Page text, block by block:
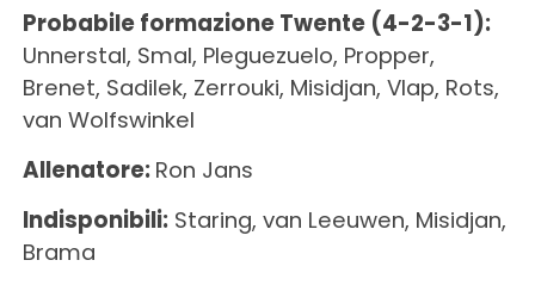
Probabile formazione Twente (4-2-3-1):
Unnerstal, Smal, Pleguezuelo, Propper,
Brenet, Sadilek, Zerrouki, Misidjan, Vlap, Rots,
van Wolfswinkel
Allenatore: Ron Jans
Indisponibili:Staring, van Leeuwen, Misidjan,
Brama